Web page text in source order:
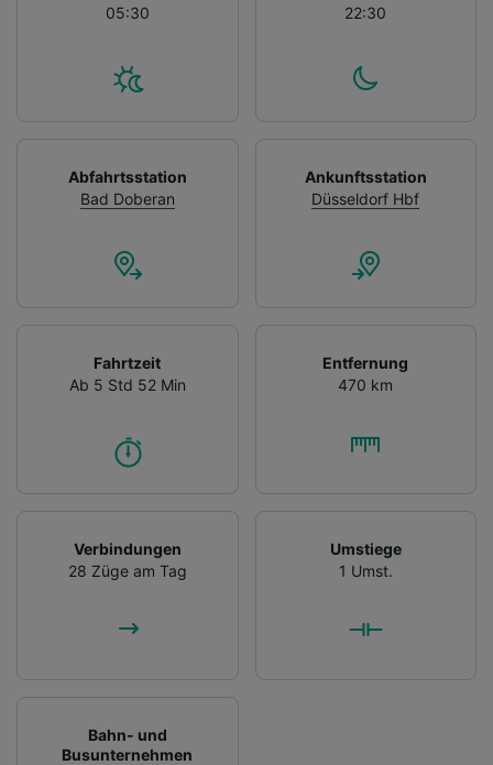
05:30
22:30
Abfahrtsstation
Bad Doberan
Ankunftsstation
Düsseldorf Hbf
Fahrtzeit
Ab 5 Std 52 Min
Entfernung
470 km
Verbindungen
28 Züge am Tag
Umstiege
1 Umst.
Bahn- und
Busunternehmen